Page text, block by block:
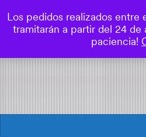
Los pedidos realizados entre
tramitarán a partir del 24 de
paciencia!